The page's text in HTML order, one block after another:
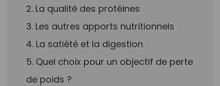
2. La qualité des protéines
3. Les autres apports nutritionnels
4. La satiété et la digestion
5. Quel choix pour un objectif de perte
de poids ?